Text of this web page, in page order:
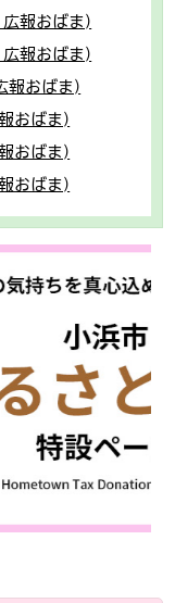
報おばま)
報おばま)
報おばま)
おばま)
おばま)
おばま)